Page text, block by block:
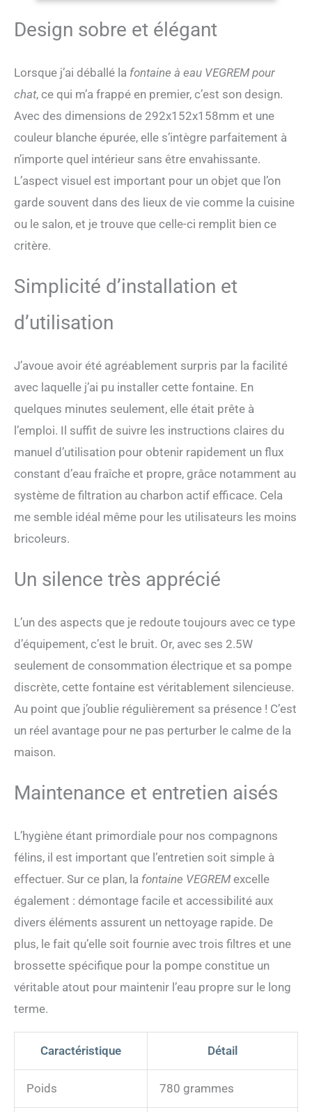
heureux. Grande Batterie -
La fontaine à eau chat inox
mAh vous permet de
voyager sans souci. Ne
craignez plus les coupures
de courant soudaines. Puce
amovible pour un
rechargement facile. 2
fontaine à eau pour chat à
pile simule un robinet
de mouvement active l'eau
15 minutes pendant 20
plateau inox 304
alimentaire. Facile à
démonter et nettoyer, aide à
prévenir l'acné féline.
Remarque : rincez
uniquement la sortie d'eau à
l'eau claire, ne plongez
jamais le compartiment à
batterie. Pompe Silencieuse
et Intelligente - La fontaine
mouvement réduit les bruits
pour un environnement
calme. Eau Fraîche à
5 étapes fournit une eau
propre et fraîche en
continu. Charbon actif
élimine les odeurs et
mauvais goûts, résine
minérale aide à réduire les
métaux lourds, tissu filtre
les poils et impuretés.
Design sobre et élégant
Lorsque j’ai déballé la fontaine à eau VEGREM pour
chat, ce qui m’a frappé en premier, c’est son design.
Avec des dimensions de 292x152x158mm et une
couleur blanche épurée, elle s’intègre parfaitement à
n’importe quel intérieur sans être envahissante.
L’aspect visuel est important pour un objet que l’on
garde souvent dans des lieux de vie comme la cuisine
ou le salon, et je trouve que celle-ci remplit bien ce
critère.
Simplicité d’installation et
d’utilisation
J’avoue avoir été agréablement surpris par la facilité
avec laquelle j’ai pu installer cette fontaine. En
quelques minutes seulement, elle était prête à
l’emploi. Il suffit de suivre les instructions claires du
manuel d’utilisation pour obtenir rapidement un flux
constant d’eau fraîche et propre, grâce notamment au
système de filtration au charbon actif efficace. Cela
me semble idéal même pour les utilisateurs les moins
bricoleurs.
Un silence très apprécié
L’un des aspects que je redoute toujours avec ce type
d’équipement, c’est le bruit. Or, avec ses 2.5W
seulement de consommation électrique et sa pompe
discrète, cette fontaine est véritablement silencieuse.
Au point que j’oublie régulièrement sa présence ! C’est
un réel avantage pour ne pas perturber le calme de la
maison.
Maintenance et entretien aisés
L’hygiène étant primordiale pour nos compagnons
félins, il est important que l’entretien soit simple à
effectuer. Sur ce plan, la fontaine VEGREM excelle
également : démontage facile et accessibilité aux
divers éléments assurent un nettoyage rapide. De
plus, le fait qu’elle soit fournie avec trois filtres et une
brossette spécifique pour la pompe constitue un
véritable atout pour maintenir l’eau propre sur le long
terme.
Caractéristique Détail
Poids 780 grammes